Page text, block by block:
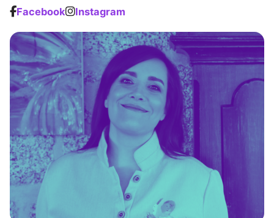
Facebook Instagram